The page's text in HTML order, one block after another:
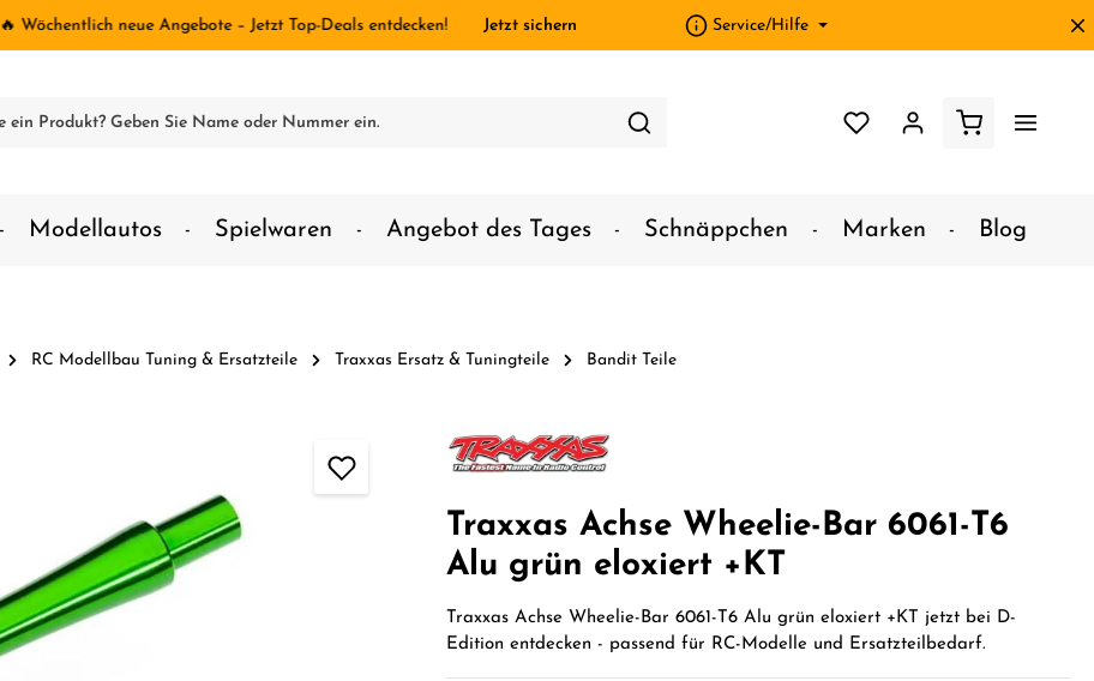
🔥 Wöchentlich neue Angebote – Jetzt Top-Deals entdecken! Jetzt sichern Service/Hilfe
Modellautos Spielwaren Angebot des Tages Schnäppchen Marken Blog
RC Modellbau Tuning & Ersatzteile Traxxas Ersatz & Tuningteile Bandit Teile
Traxxas Achse Wheelie-Bar 6061-T6
Alu grün eloxiert +KT
Traxxas Achse Wheelie-Bar 6061-T6 Alu grün eloxiert +KT jetzt bei D-
Edition entdecken - passend für RC-Modelle und Ersatzteilbedarf.